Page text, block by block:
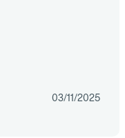
03/11/2025